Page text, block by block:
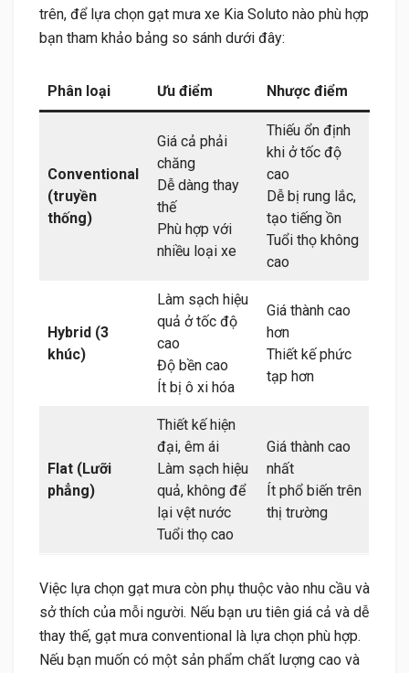
trên, để lựa chọn gạt mưa xe Kia Soluto nào phù hợp
bạn tham khảo bảng so sánh dưới đây:
Phân loại Ưu điểm Nhược điểm
Conventional
(truyền
thống)
Giá cả phải
chăng
Dễ dàng thay
thế
Phù hợp với
nhiều loại xe
Thiếu ổn định
khi ở tốc độ
cao
Dễ bị rung lắc,
tạo tiếng ồn
Tuổi thọ không
cao
Hybrid (3
khúc)
Làm sạch hiệu
quả ở tốc độ
cao
Độ bền cao
Ít bị ô xi hóa
Giá thành cao
hơn
Thiết kế phức
tạp hơn
Flat (Lưỡi
phẳng)
Thiết kế hiện
đại, êm ái
Làm sạch hiệu
quả, không để
lại vệt nước
Tuổi thọ cao
Giá thành cao
nhất
Ít phổ biến trên
thị trường
Việc lựa chọn gạt mưa còn phụ thuộc vào nhu cầu và
sở thích của mỗi người. Nếu bạn ưu tiên giá cả và dễ
thay thế, gạt mưa conventional là lựa chọn phù hợp.
Nếu bạn muốn có một sản phẩm chất lượng cao và